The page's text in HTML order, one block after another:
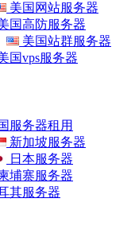
美国网站服务器
国高防服务器
美国站群服务器
国vps服务器
服务器租用
新加坡服务器
日本服务器
埔寨服务器
其服务器